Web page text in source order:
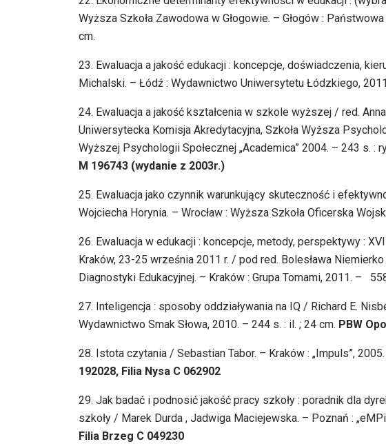
Wyższa Szkoła Zawodowa w Głogowie. – Głogów :
cm.
23. Ewaluacja a jakość edukacji : koncepcje, doświadczenia,
Michalski. – Łódź : Wydawnictwo Uniwersytetu Łódzkiego,
24. Ewaluacja a jakość kształcenia w szkole wyższej / red.
Uniwersytecka Komisja Akredytacyjna, Szkoła Wyższa
Wyższej Psychologii Społecznej „Academica” 2004. – 243 s. :
M 196743 (wydanie z 2003r.)
25. Ewaluacja jako czynnik warunkujący skuteczność i
Wojciecha Horynia. – Wrocław : Wyższa Szkoła Oficerska
26. Ewaluacja w edukacji : koncepcje, metody, perspektywy :
Kraków, 23-25 września 2011 r. / pod red. Bolesława
Diagnostyki Edukacyjnej. – Kraków : Grupa Tomami, 2011. –
27. Inteligencja : sposoby oddziaływania na IQ / Richard E.
Wydawnictwo Smak Słowa, 2010. – 244 s. : il. ; 24 cm. PBW
28. Istota czytania / Sebastian Tabor. – Kraków : „Impuls”,
192028, Filia Nysa C 062902
29. Jak badać i podnosić jakość pracy szkoły : poradnik dla
szkoły / Marek Durda , Jadwiga Maciejewska. – Poznań :
Filia Brzeg C 049230